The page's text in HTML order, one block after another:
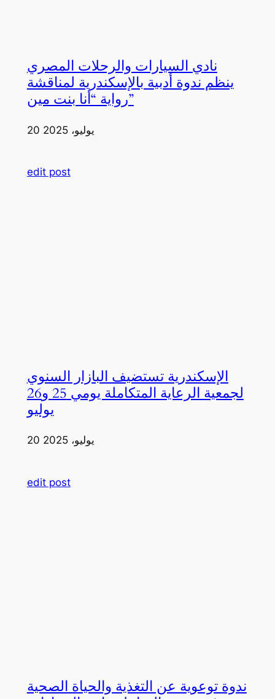
نادي السيارات والرحلات المصري
ينظم ندوة أدبية بالإسكندرية لمناقشة
رواية “أنا بنت مين”
20 يوليو، 2025
edit post
الإسكندرية تستضيف البازار السنوي
لجمعية الرعاية المتكاملة يومي 25 و26
يوليو
20 يوليو، 2025
edit post
ندوة توعوية عن التغذية والحياة الصحية